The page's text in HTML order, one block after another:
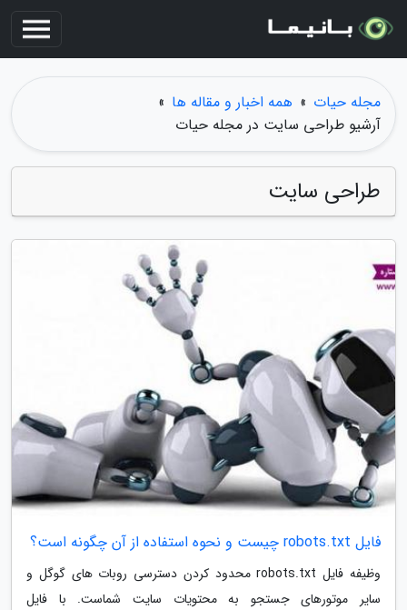
مجله حیات » همه اخبار و مقاله ها »
آرشیو طراحی سایت در مجله حیات
طراحی سایت
فایل robots.txt چیست و نحوه استفاده از آن چگونه است؟
وظیفه فایل robots.txt محدود کردن دسترسی روبات های گوگل و
سایر موتورهای جستجو به محتویات سایت شماست. با فایل